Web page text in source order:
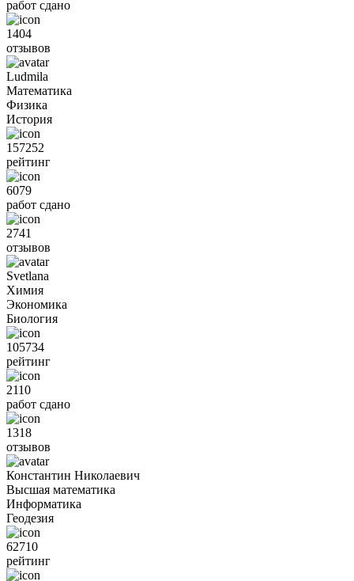
работ сдано
1404
отзывов
Ludmila
Математика
Физика
История
157252
рейтинг
6079
работ сдано
2741
отзывов
Svetlana
Химия
Экономика
Биология
105734
рейтинг
2110
работ сдано
1318
отзывов
Константин Николаевич
Высшая математика
Информатика
Геодезия
62710
рейтинг